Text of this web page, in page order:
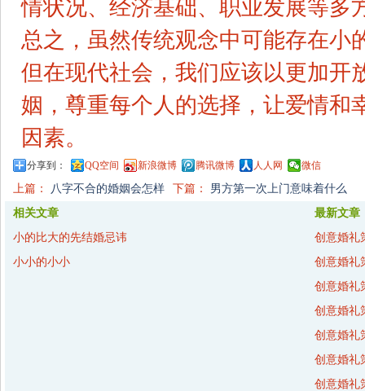
情状况、经济基础、职业发展等多
总之，虽然传统观念中可能存在小
但在现代社会，我们应该以更加开
姻，尊重每个人的选择，让爱情和
因素。
分享到： QQ空间 新浪微博 腾讯微博 人人网 微信
上篇： 八字不合的婚姻会怎样 下篇： 男方第一次上门意味着什么
相关文章
最新文章
小的比大的先结婚忌讳
小小的小小
创意婚礼
创意婚礼
创意婚礼
创意婚礼
创意婚礼
创意婚礼
创意婚礼